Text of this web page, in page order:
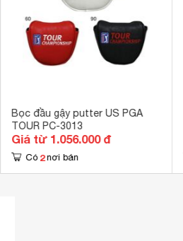
Bọc đầu gậy putter US PGA
TOUR PC-3013
Giá từ 1.056.000 đ
Có 2 nơi bán